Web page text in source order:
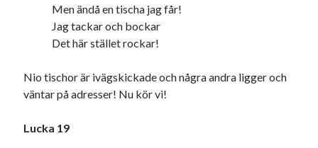
Kategorier
Kategorier
#blogg100
Men ändå en tischa jag får!
Jag tackar och bockar
Det här stället rockar!
Nio tischor är ivägskickade och några andra ligger och
väntar på adresser! Nu kör vi!
Lucka 19